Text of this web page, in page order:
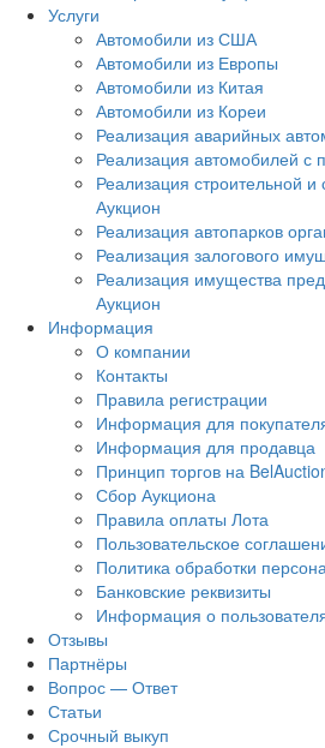
Услуги
Автомобили из США
Автомобили из Европы
Автомобили из Китая
Автомобили из Кореи
Реализация аварийных
Реализация автомобилей с
Реализация строительной и
Аукцион
Реализация автопарков
Реализация залогового
Реализация имущества
Аукцион
Информация
О компании
Контакты
Правила регистрации
Информация для
Информация для продавца
Принцип торгов на
Сбор Аукциона
Правила оплаты Лота
Пользовательское
Политика обработки
Банковские реквизиты
Информация о
Отзывы
Партнёры
Вопрос — Ответ
Статьи
Срочный выкуп